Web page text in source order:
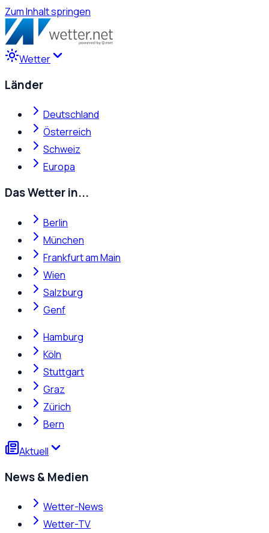
Zum Inhalt springen
Wetter
Länder
Deutschland
Österreich
Schweiz
Europa
Das Wetter in...
Berlin
München
Frankfurt am Main
Wien
Salzburg
Genf
Hamburg
Köln
Stuttgart
Graz
Zürich
Bern
Aktuell
News & Medien
Wetter-News
Wetter-TV